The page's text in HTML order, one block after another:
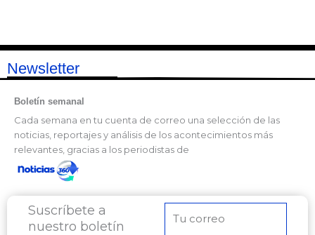
Newsletter
Boletín semanal
Cada semana en tu cuenta de correo una selección de las
noticias, reportajes y análisis de los acontecimientos más
relevantes, gracias a los periodistas de
Suscríbete a
nuestro boletín
electrónico